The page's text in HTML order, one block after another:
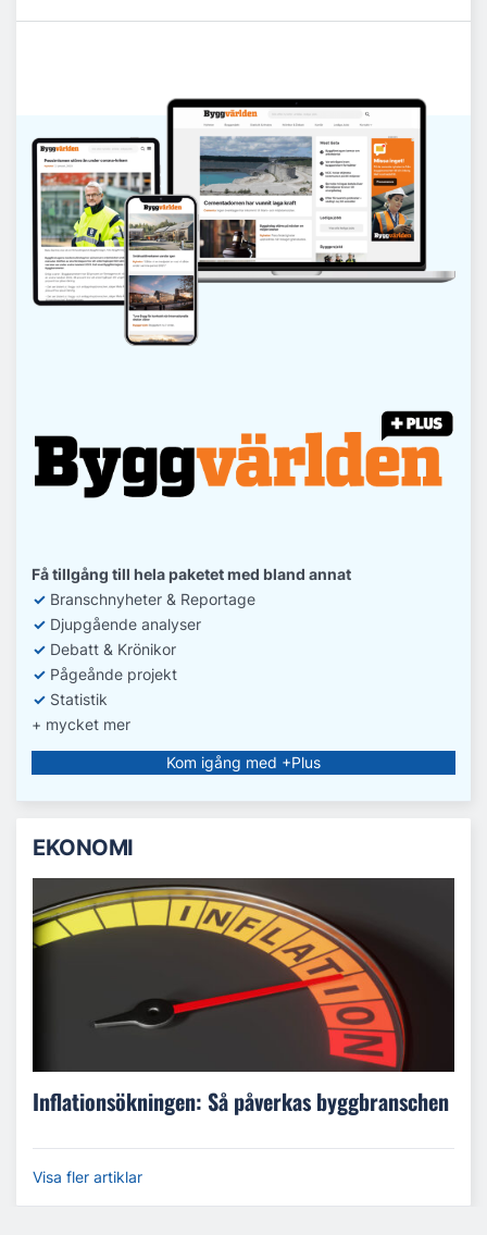
Få tillgång till hela paketet med bland annat
✓ Branschnyheter & Reportage
✓ Djupgående analyser
✓ Debatt & Krönikor
✓ Pågeånde projekt
✓ Statistik
+ mycket mer
Kom igång med +Plus
EKONOMI
Inflationsökningen: Så påverkas byggbranschen
Visa fler artiklar